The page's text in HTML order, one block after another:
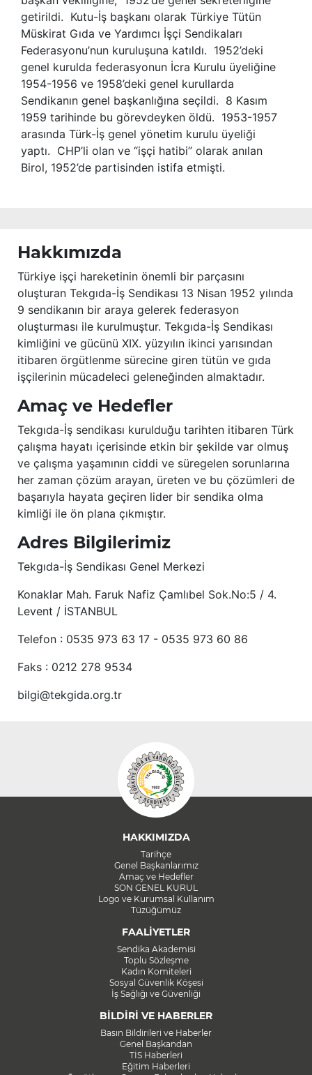
getirildi. Kutu-İş başkanı olarak Türkiye Tütün
Müskirat Gıda ve Yardımcı İşçi Sendikaları
Federasyonu’nun kuruluşuna katıldı. 1952’deki
genel kurulda federasyonun İcra Kurulu üyeliğine
1954-1956 ve 1958’deki genel kurullarda
Sendikanın genel başkanlığına seçildi. 8 Kasım
1959 tarihinde bu görevdeyken öldü. 1953-1957
arasında Türk-İş genel yönetim kurulu üyeliği
yaptı. CHP’li olan ve “işçi hatibi” olarak anılan
Birol, 1952’de partisinden istifa etmişti.
Hakkımızda
Türkiye işçi hareketinin önemli bir parçasını
oluşturan Tekgıda-İş Sendikası 13 Nisan 1952 yılında
9 sendikanın bir araya gelerek federasyon
oluşturması ile kurulmuştur. Tekgıda-İş Sendikası
kimliğini ve gücünü XIX. yüzyılın ikinci yarısından
itibaren örgütlenme sürecine giren tütün ve gıda
işçilerinin mücadeleci geleneğinden almaktadır.
Amaç ve Hedefler
Tekgıda-İş sendikası kurulduğu tarihten itibaren Türk
çalışma hayatı içerisinde etkin bir şekilde var olmuş
ve çalışma yaşamının ciddi ve süregelen sorunlarına
her zaman çözüm arayan, üreten ve bu çözümleri de
başarıyla hayata geçiren lider bir sendika olma
kimliği ile ön plana çıkmıştır.
Adres Bilgilerimiz
Tekgıda-İş Sendikası Genel Merkezi
Konaklar Mah. Faruk Nafiz Çamlıbel Sok.No:5 / 4.
Levent / İSTANBUL
Telefon : 0535 973 63 17 - 0535 973 60 86
Faks : 0212 278 9534
bilgi@tekgida.org.tr
HAKKIMIZDA
Tarihçe
Genel Başkanlarımız
Amaç ve Hedefler
SON GENEL KURUL
Logo ve Kurumsal Kullanım
Tüzüğümüz
FAALİYETLER
Sendika Akademisi
Toplu Sözleşme
Kadın Komiteleri
Sosyal Güvenlik Köşesi
İş Sağlığı ve Güvenliği
BİLDİRİ VE HABERLER
Basın Bildirileri ve Haberler
Genel Başkandan
TİS Haberleri
Eğitim Haberleri